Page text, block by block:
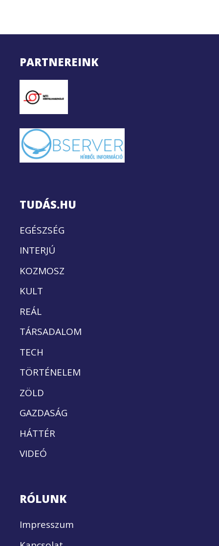
PARTNEREINK
TUDÁS.HU
EGÉSZSÉG
INTERJÚ
KOZMOSZ
KULT
REÁL
TÁRSADALOM
TECH
TÖRTÉNELEM
ZÖLD
GAZDASÁG
HÁTTÉR
VIDEÓ
RÓLUNK
Impresszum